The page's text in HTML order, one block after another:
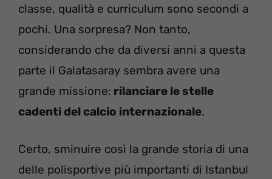
classe, qualità e curriculum sono secondi a
pochi. Una sorpresa? Non tanto,
considerando che da diversi anni a questa
parte il Galatasaray sembra avere una
grande missione: rilanciare le stelle
cadenti del calcio internazionale.
Certo, sminuire così la grande storia di una
delle polisportive più importanti di Istanbul